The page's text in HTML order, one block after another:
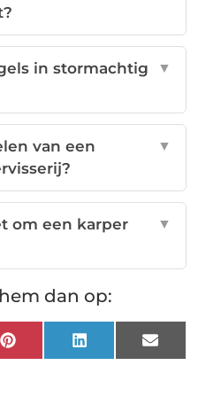
in stormachtig
▼
van een
▼
om een karper
▼
dan op:
Pinterest LinkedIn Email